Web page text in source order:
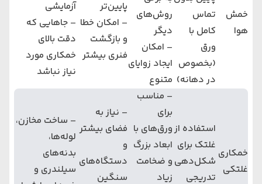
خمش
هوا
تماس
کامل با
ورق
(بخصوص
در دهانه)
روش‌های
دیگر
– امکان
ایجاد زوایای
متنوع
پایین‌تر
– امکان خطا
و بازگشت
فنری بیشتر
آزمایشی
– جاهایی که
دقت بالای
خمکاری مورد
نیاز نباشد
خمکاری
غلتکی
استفاده از
غلتک برای
شکل‌دهی
تدریجی
– مناسب
برای
ورق‌های با
ابعاد بزرگ
و ضخامت
زیاد
– نیاز به
فضای بیشتر
و
دستگاه‌های
سنگین
– ساخت مخازن،
لوله‌ها،
بدنه‌های
سیلندری و